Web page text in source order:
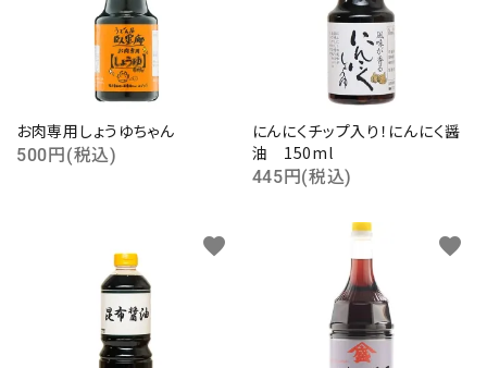
お肉専用しょうゆちゃん
500円(税込)
にんにくチップ入り！にんにく醤
油 150ml
445円(税込)
favorite favorite